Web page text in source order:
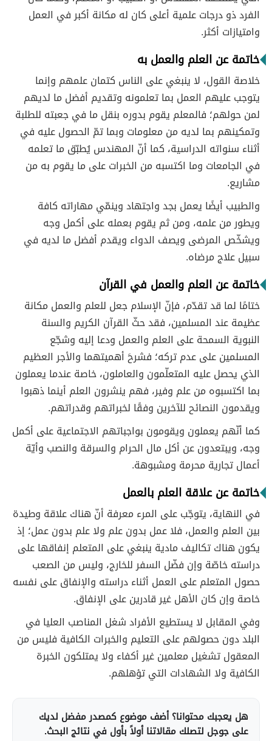
الفرد ذو درجات علمية أعلى كان له مكانة أكبر في العمل
وامتيازات أكثر.
خاتمة عن العلم والعمل به
خلاصة القول، لا ينبغي على الناس كتمان علمهم وإنما
يتوجب عليهم العمل بما تعلمونه وتقديم أفضل ما لديهم
لمن حولهم؛ فالمعلم يقوم بدوره بنقل ما في جعبته للطلبة
وتمكينهم بما لديه من معلومات وبما تمّ الحصول عليه في
أثناء سنواته الدراسية، كما أنّ المهندس يُطبّق ما تعلمه
في الجامعات وما اكتسبه من الخبرات على ما يقوم به من
مشاريع.
والطبيب أيضًا يعمل بجد واجتهاد وينمّي مهاراته كافة
ويطور من علمه، ومن ثم يقوم بعمله على أكمل وجه
ويشخّص المرضى ويصف الدواء ويقدم أفضل ما لديه في
سبيل علاج مرضاه.
خاتمة عن العلم والعمل في القرآن
ختامًا لما قد تقدّم، فإنّ الإسلام جعل للعلم والعمل مكانة
عظيمة عند المسلمين، فقد حثّ القرآن الكريم والسنة
النبوية السمحة على العلم والعمل ودعا إليه وشجّع
المسلمين على عدم تركه؛ فشرحَ أهميتهما والأجر العظيم
الذي يحصل عليه المتعلّمون والعاملون، خاصة عندما يعملون
بما اكتسبوه من علم وفير، فهم ينشرون العلم أينما ذهبوا
ويقدمون النصائح للآخرين وفقًا لخبراتهم وقدراتهم.
كما أنّهم يعملون ويقومون بواجباتهم الاجتماعية على أكمل
وجه، ويبتعدون عن أكل مال الحرام والسرقة والنصب وأيّة
أعمال تجارية محرمة ومشبوهة.
خاتمة عن علاقة العلم بالعمل
في النهاية، يتوجّب على المرء معرفة أنّ هناك علاقة وطيدة
بين العلم والعمل، فلا عمل بدون علم ولا علم بدون عمل؛ إذ
يكون هناك تكاليف مادية ينبغي على المتعلم إنفاقها على
دراسته خاصّة وإن فضّل السفر للخارج، وليس من الصعب
حصول المتعلم على العمل أثناء دراسته والإنفاق على نفسه
خاصة وإن كان الأهل غير قادرين على الإنفاق.
وفي المقابل لا يستطيع الأفراد شغل المناصب العليا في
البلد دون حصولهم على التعليم والخبرات الكافية فليس من
المعقول تشغيل معلمين غير أكفاء ولا يمتلكون الخبرة
الكافية ولا الشهادات التي تؤهلهم.
هل يعجبك محتوانا؟ أضف موضوع كمصدر مفضل لديك
على جوجل لتصلك مقالاتنا أولاً بأول في نتائج البحث.